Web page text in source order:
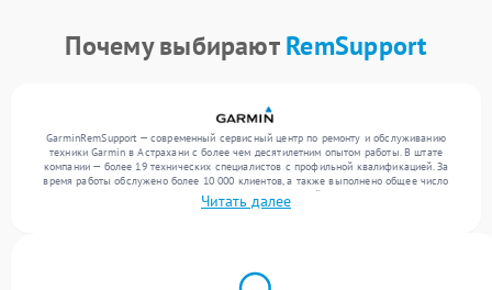
Почему выбираютRemSupport
GarminRemSupport — современный сервисный центр по ремонту и обслуживанию
техники Garmin в Астрахани с более чем десятилетним опытом работы. В штате
компании — более 19 технических специалистов с профильной квалификацией. За
время работы обслужено более 10 000 клиентов, а также выполнено общее число
ремонтов превысило 12 000. Ежемесячно в сервисный центр поступает от 300
устройств, включая , , . Мы беремся за задачи любой сложности и предлагаем
Читать далее